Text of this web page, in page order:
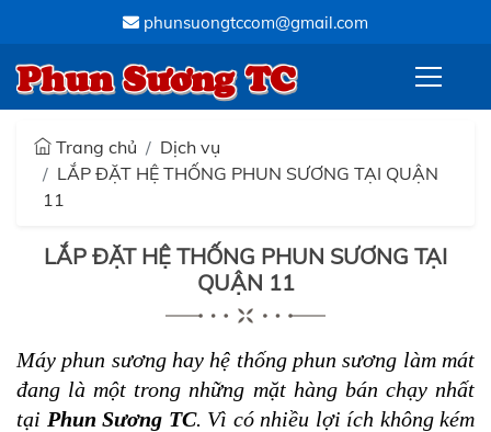
phunsuongtccom@gmail.com
Phun Sương TC
Trang chủ
Dịch vụ
LẮP ĐẶT HỆ THỐNG PHUN SƯƠNG TẠI QUẬN
11
LẮP ĐẶT HỆ THỐNG PHUN SƯƠNG TẠI
QUẬN 11
Máy phun sương hay hệ thống phun sương làm mát
đang là một trong những mặt hàng bán chạy nhất
tại Phun Sương TC. Vì có nhiều lợi ích không kém